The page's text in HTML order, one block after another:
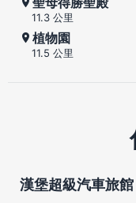
11.3 公里
植物園
11.5 公里
漢堡超級汽車旅館